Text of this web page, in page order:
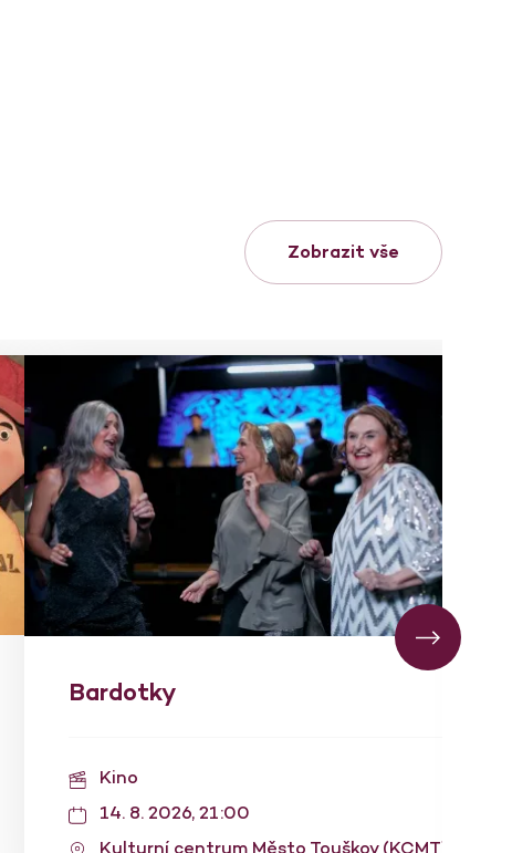
Zobrazit vše
Bardotky
Kino
14. 8. 2026, 21:00
Kulturní centrum Město Touškov (KCMT)